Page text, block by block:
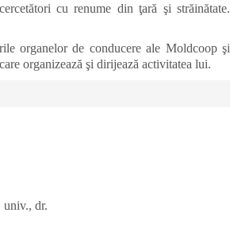
cu renume din ţară şi străinătate.
organelor de conducere ale Moldcoop şi
organizează şi dirijează activitatea lui.
univ., dr.